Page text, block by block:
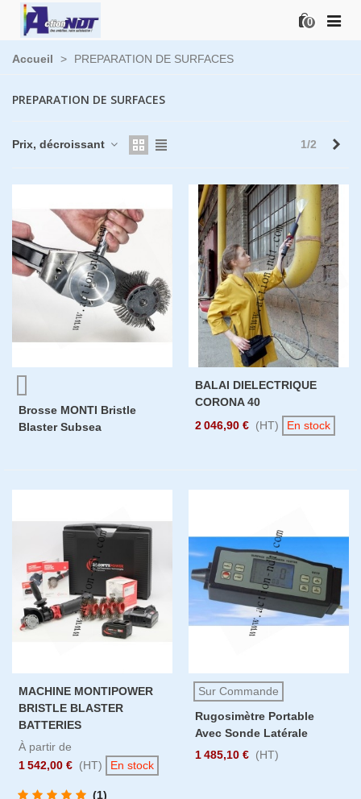
0
Accueil > PREPARATION DE SURFACES
PREPARATION DE SURFACES
Prix, décroissant 1/2
Brosse MONTI Bristle
Blaster Subsea
BALAI DIELECTRIQUE
CORONA 40
2 046,90 € (HT) En stock
MACHINE MONTIPOWER
BRISTLE BLASTER
BATTERIES
À partir de
1 542,00 € (HT) En stock
(1)
Sur Commande
Rugosimètre Portable
Avec Sonde Latérale
1 485,10 € (HT)